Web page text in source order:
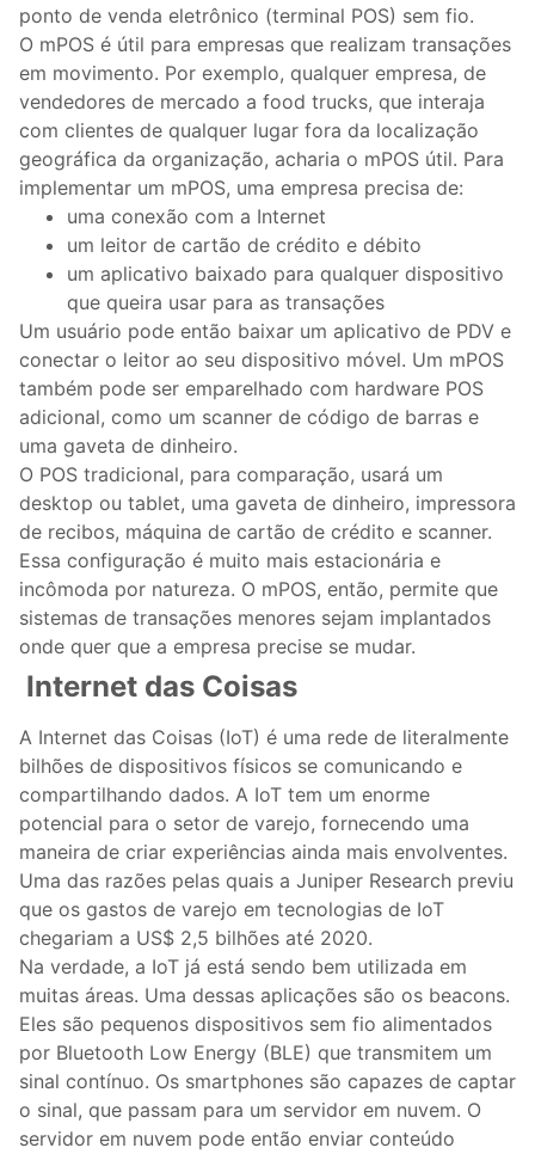
ponto de venda eletrônico (terminal POS) sem fio.
O mPOS é útil para empresas que realizam transações
em movimento. Por exemplo, qualquer empresa, de
vendedores de mercado a food trucks, que interaja
com clientes de qualquer lugar fora da localização
geográfica da organização, acharia o mPOS útil. Para
implementar um mPOS, uma empresa precisa de:
uma conexão com a Internet
um leitor de cartão de crédito e débito
um aplicativo baixado para qualquer dispositivo
que queira usar para as transações
Um usuário pode então baixar um aplicativo de PDV e
conectar o leitor ao seu dispositivo móvel. Um mPOS
também pode ser emparelhado com hardware POS
adicional, como um scanner de código de barras e
uma gaveta de dinheiro.
O POS tradicional, para comparação, usará um
desktop ou tablet, uma gaveta de dinheiro, impressora
de recibos, máquina de cartão de crédito e scanner.
Essa configuração é muito mais estacionária e
incômoda por natureza. O mPOS, então, permite que
sistemas de transações menores sejam implantados
onde quer que a empresa precise se mudar.
Internet das Coisas
A Internet das Coisas (IoT) é uma rede de literalmente
bilhões de dispositivos físicos se comunicando e
compartilhando dados. A IoT tem um enorme
potencial para o setor de varejo, fornecendo uma
maneira de criar experiências ainda mais envolventes.
Uma das razões pelas quais a Juniper Research previu
que os gastos de varejo em tecnologias de IoT
chegariam a US$ 2,5 bilhões até 2020.
Na verdade, a IoT já está sendo bem utilizada em
muitas áreas. Uma dessas aplicações são os beacons.
Eles são pequenos dispositivos sem fio alimentados
por Bluetooth Low Energy (BLE) que transmitem um
sinal contínuo. Os smartphones são capazes de captar
o sinal, que passam para um servidor em nuvem. O
servidor em nuvem pode então enviar conteúdo